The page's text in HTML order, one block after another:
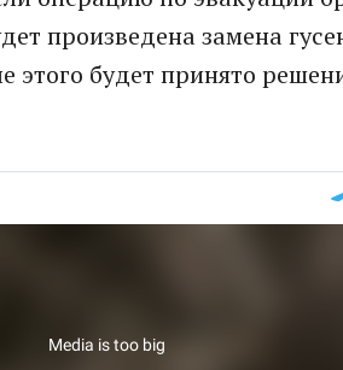
произведена замена
этого будет принято